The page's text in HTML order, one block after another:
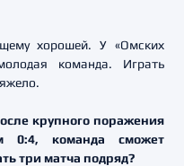
хорошей. У «Омских
команда. Играть
крупного поражения
0:4, команда сможет
три матча подряд?